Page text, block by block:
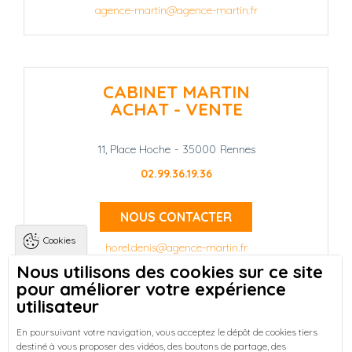
agence-martin@agence-martin.fr
CABINET MARTIN
ACHAT - VENTE
11, Place Hoche - 35000 Rennes
02.99.36.19.36
NOUS CONTACTER
horel.denis@agence-martin.fr
Landing pagesQui sommes-nous ?
-
Réussir votre achat immobilier à Rennes
-
Cookies
Nous utilisons des cookies sur ce site
pour améliorer votre expérience
utilisateur
En poursuivant votre navigation, vous acceptez le dépôt de cookies tiers
destiné à vous proposer des vidéos, des boutons de partage, des